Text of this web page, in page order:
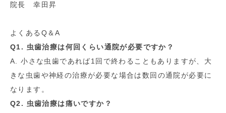
院長 幸田昇
よくあるQ＆A
Q1. 虫歯治療は何回くらい通院が必要ですか？
A. 小さな虫歯であれば1回で終わることもありますが、大
きな虫歯や神経の治療が必要な場合は数回の通院が必要に
なります。
Q2. 虫歯治療は痛いですか？